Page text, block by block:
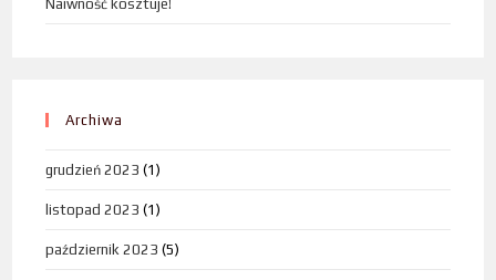
Naiwność kosztuje!
Archiwa
grudzień 2023 (1)
listopad 2023 (1)
październik 2023 (5)